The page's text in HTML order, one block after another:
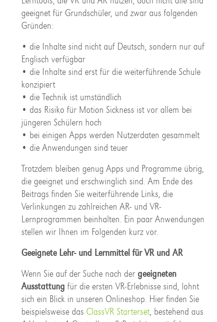
geeignet für Grundschüler, und zwar aus folgenden
Gründen:
• die Inhalte sind nicht auf Deutsch, sondern nur auf
Englisch verfügbar
• die Inhalte sind erst für die weiterführende Schule
konzipiert
• die Technik ist umständlich
• das Risiko für Motion Sickness ist vor allem bei
jüngeren Schülern hoch
• bei einigen Apps werden Nutzerdaten gesammelt
• die Anwendungen sind teuer
Trotzdem bleiben genug Apps und Programme übrig,
die geeignet und erschwinglich sind. Am Ende des
Beitrags finden Sie weiterführende Links, die
Verlinkungen zu zahlreichen AR- und VR-
Lernprogrammen beinhalten. Ein paar Anwendungen
stellen wir Ihnen im Folgenden kurz vor.
Geeignete Lehr- und Lernmittel für VR und AR
Wenn Sie auf der Suche nach der geeigneten
Ausstattung für die ersten VR-Erlebnisse sind, lohnt
sich ein Blick in unseren Onlineshop. Hier finden Sie
beispielsweise das ClassVR Starterset, bestehend aus